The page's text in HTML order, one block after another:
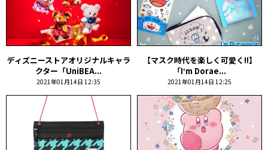
ディズニーストアオリジナルキャラ
クター「UniBEA...
2021年01月14日 12:35
【マスク時代を楽しく可愛く!!】
「Iʼm Dorae...
2021年01月14日 12:25